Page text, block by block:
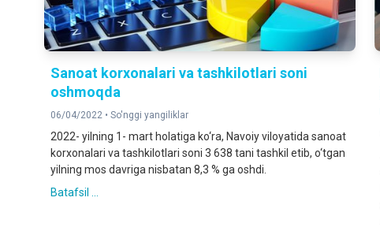
Sanoat korxonalari va tashkilotlari soni
oshmoqda
06/04/2022 • So'nggi yangiliklar
2022- yilning 1- mart holatiga ko‘ra, Navoiy viloyatida sanoat
korxonalari va tashkilotlari soni 3 638 tani tashkil etib, o‘tgan
yilning mos davriga nisbatan 8,3 % ga oshdi.
Batafsil ...